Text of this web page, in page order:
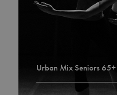
Urban Mix Seniors 65+